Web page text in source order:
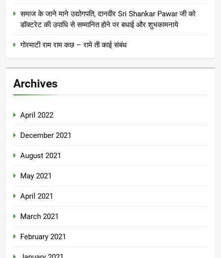
समाज के जाने माने उद्योगपति, दानवीर Sri Shankar Pawar जी को
डॉक्टरेट की उपाधि से सम्मानित होने पर बधाई और शुभकामनाये
गोरमाटी राम राम कछ – रामे ती काई संबंध
Archives
April 2022
December 2021
August 2021
May 2021
April 2021
March 2021
February 2021